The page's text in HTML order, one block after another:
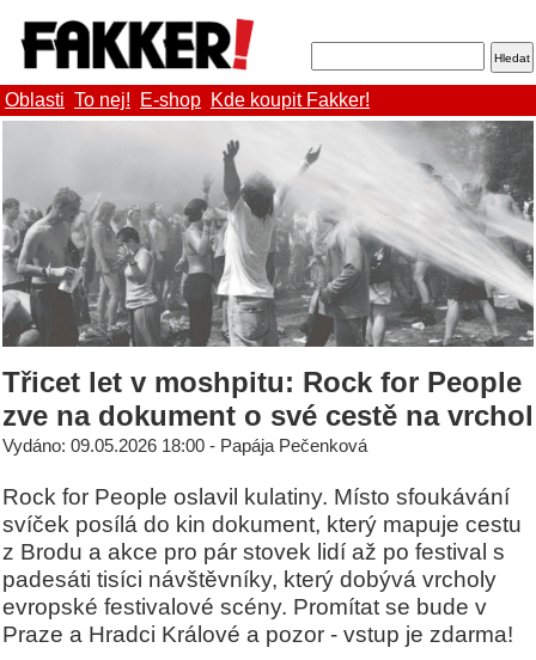
Oblasti To nej! E-shop Kde koupit Fakker!
Třicet let v moshpitu: Rock for People
zve na dokument o své cestě na vrchol
Vydáno: 09.05.2026 18:00 - Papája Pečenková
Rock for People oslavil kulatiny. Místo sfoukávání
svíček posílá do kin dokument, který mapuje cestu
z Brodu a akce pro pár stovek lidí až po festival s
padesáti tisíci návštěvníky, který dobývá vrcholy
evropské festivalové scény. Promítat se bude v
Praze a Hradci Králové a pozor - vstup je zdarma!